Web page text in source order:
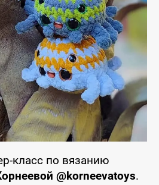
класс по вязанию
@korneevatoys.